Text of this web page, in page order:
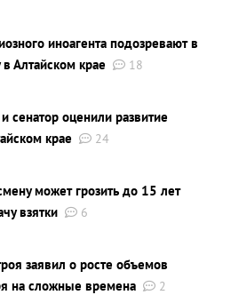
иноагента подозревают в
Алтайском крае
18
оценили развитие
крае
24
может грозить до 15 лет
взятки
6
заявил о росте объемов
на сложные времена
2